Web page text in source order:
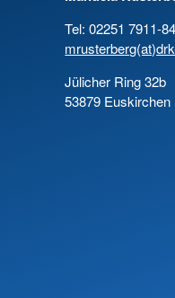
Tel: 02251 7911-84
Jülicher Ring 32b
53879 Euskirchen